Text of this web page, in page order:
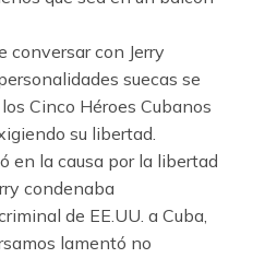
conversar con Jerry
suecas se
Cinco Héroes Cubanos
su libertad.
en la causa por la libertad
condenaba
de EE.UU. a Cuba,
lamentó no